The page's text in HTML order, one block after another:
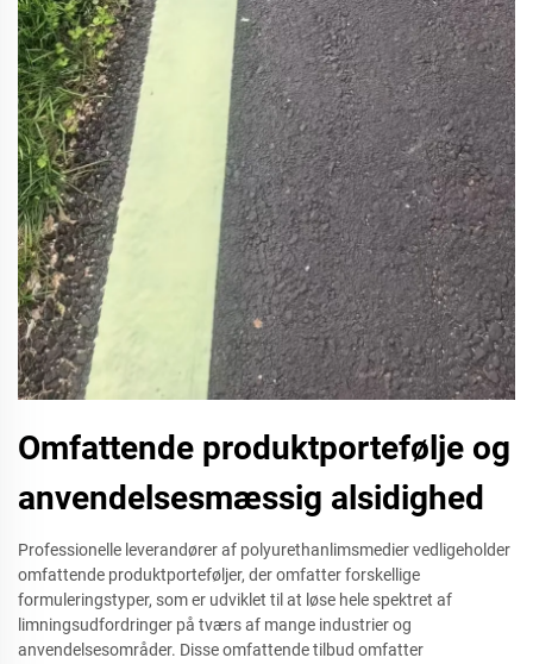
Omfattende produktportefølje og
anvendelsesmæssig alsidighed
Professionelle leverandører af polyurethanlimsmedier vedligeholder
omfattende produktporteføljer, der omfatter forskellige
formuleringstyper, som er udviklet til at løse hele spektret af
limningsudfordringer på tværs af mange industrier og
anvendelsesområder. Disse omfattende tilbud omfatter